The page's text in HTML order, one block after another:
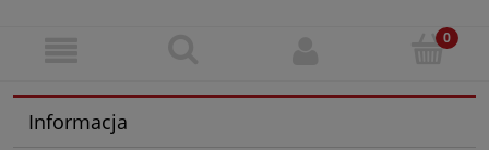
Informacja